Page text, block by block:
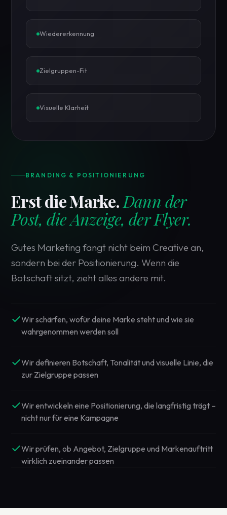
Wiedererkennung
Zielgruppen-Fit
Visuelle Klarheit
BRANDING & POSITIONIERUNG
Erst die Marke. Dann der
Post, die Anzeige, der Flyer.
Gutes Marketing fängt nicht beim Creative an,
sondern bei der Positionierung. Wenn die
Botschaft sitzt, zieht alles andere mit.
Wir schärfen, wofür deine Marke steht und wie sie
wahrgenommen werden soll
Wir definieren Botschaft, Tonalität und visuelle Linie, die
zur Zielgruppe passen
Wir entwickeln eine Positionierung, die langfristig trägt –
nicht nur für eine Kampagne
Wir prüfen, ob Angebot, Zielgruppe und Markenauftritt
wirklich zueinander passen